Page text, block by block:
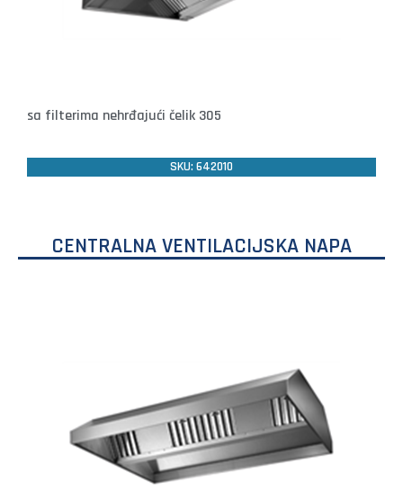
sa filterima nehrđajući čelik 305
SKU: 642010
CENTRALNA VENTILACIJSKA NAPA